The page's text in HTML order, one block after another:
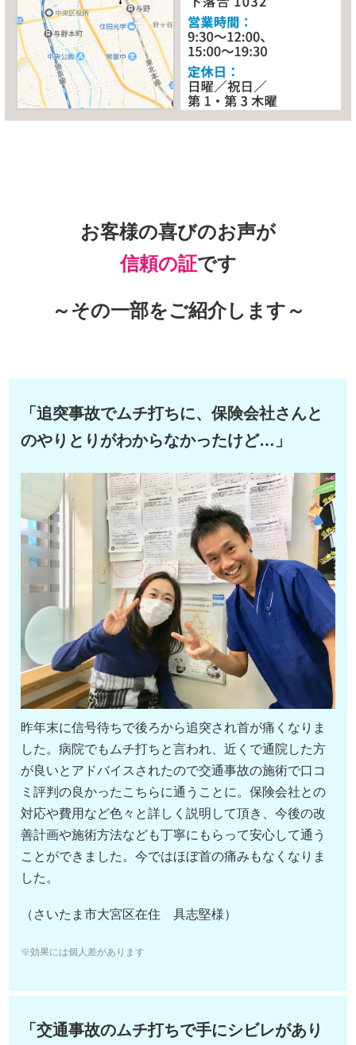
お客様の喜びのお声が
信頼の証です
～その一部をご紹介します～
「追突事故でムチ打ちに、保険会社さんと
のやりとりがわからなかったけど…」
昨年末に信号待ちで後ろから追突され首が痛くなりま
した。病院でもムチ打ちと言われ、近くで通院した方
が良いとアドバイスされたので交通事故の施術で口コ
ミ評判の良かったこちらに通うことに。保険会社との
対応や費用など色々と詳しく説明して頂き、今後の改
善計画や施術方法なども丁寧にもらって安心して通う
ことができました。今ではほぼ首の痛みもなくなりま
した。
（さいたま市大宮区在住 具志堅様）
※効果には個人差があります
「交通事故のムチ打ちで手にシビレがあり